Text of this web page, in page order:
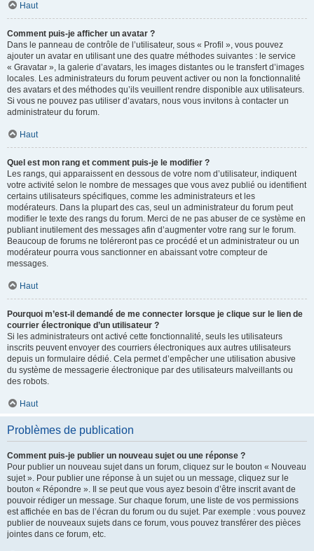
Haut
Comment puis-je afficher un avatar ?
Dans le panneau de contrôle de l’utilisateur, sous « Profil », vous pouvez
ajouter un avatar en utilisant une des quatre méthodes suivantes : le service
« Gravatar », la galerie d’avatars, les images distantes ou le transfert d’images
locales. Les administrateurs du forum peuvent activer ou non la fonctionnalité
des avatars et des méthodes qu’ils veuillent rendre disponible aux utilisateurs.
Si vous ne pouvez pas utiliser d’avatars, nous vous invitons à contacter un
administrateur du forum.
Haut
Quel est mon rang et comment puis-je le modifier ?
Les rangs, qui apparaissent en dessous de votre nom d’utilisateur, indiquent
votre activité selon le nombre de messages que vous avez publié ou identifient
certains utilisateurs spécifiques, comme les administrateurs et les
modérateurs. Dans la plupart des cas, seul un administrateur du forum peut
modifier le texte des rangs du forum. Merci de ne pas abuser de ce système en
publiant inutilement des messages afin d’augmenter votre rang sur le forum.
Beaucoup de forums ne toléreront pas ce procédé et un administrateur ou un
modérateur pourra vous sanctionner en abaissant votre compteur de
messages.
Haut
Pourquoi m’est-il demandé de me connecter lorsque je clique sur le lien de
courrier électronique d’un utilisateur ?
Si les administrateurs ont activé cette fonctionnalité, seuls les utilisateurs
inscrits peuvent envoyer des courriers électroniques aux autres utilisateurs
depuis un formulaire dédié. Cela permet d’empêcher une utilisation abusive
du système de messagerie électronique par des utilisateurs malveillants ou
des robots.
Haut
Problèmes de publication
Comment puis-je publier un nouveau sujet ou une réponse ?
Pour publier un nouveau sujet dans un forum, cliquez sur le bouton « Nouveau
sujet ». Pour publier une réponse à un sujet ou un message, cliquez sur le
bouton « Répondre ». Il se peut que vous ayez besoin d’être inscrit avant de
pouvoir rédiger un message. Sur chaque forum, une liste de vos permissions
est affichée en bas de l’écran du forum ou du sujet. Par exemple : vous pouvez
publier de nouveaux sujets dans ce forum, vous pouvez transférer des pièces
jointes dans ce forum, etc.